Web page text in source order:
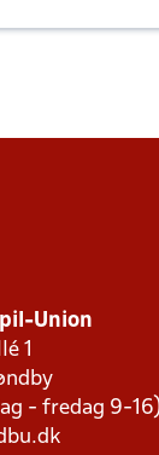
Union
1
- fredag 9-16)